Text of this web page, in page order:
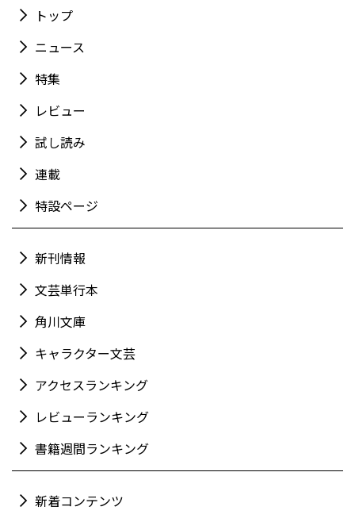
トップ
ニュース
特集
レビュー
試し読み
連載
特設ページ
新刊情報
文芸単行本
角川文庫
キャラクター文芸
アクセスランキング
レビューランキング
書籍週間ランキング
新着コンテンツ